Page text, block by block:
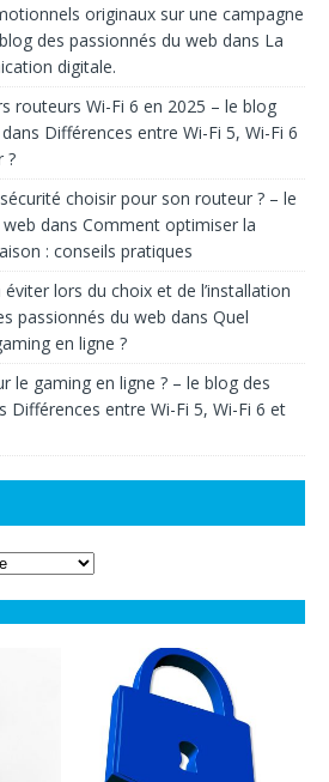
originaux sur une campagne
des passionnés du web dans La
digitale.
routeurs Wi-Fi 6 en 2025 – le blog
dans Différences entre Wi-Fi 5, Wi-Fi 6
?
choisir pour son routeur ? – le
dans Comment optimiser la
: conseils pratiques
lors du choix et de l’installation
passionnés du web dans Quel
en ligne ?
le gaming en ligne ? – le blog des
Différences entre Wi-Fi 5, Wi-Fi 6 et